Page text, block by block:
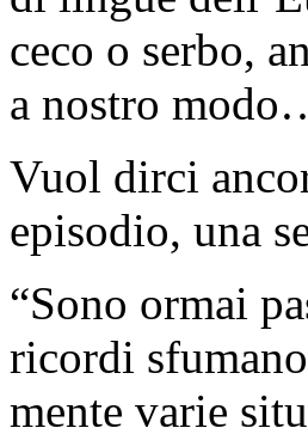
ceco o serbo,
a nostro
Vuol dirci
episodio, una
“Sono ormai
ricordi
mente varie